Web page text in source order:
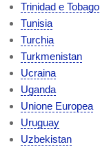
Trinidad e Tobago
Tunisia
Turchia
Turkmenistan
Ucraina
Uganda
Unione Europea
Uruguay
Uzbekistan